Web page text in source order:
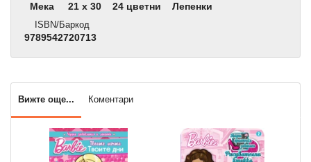
Мека
21 x 30
24 цветни
Лепенки
ISBN/Баркод
9789542720713
Вижте още... Коментари